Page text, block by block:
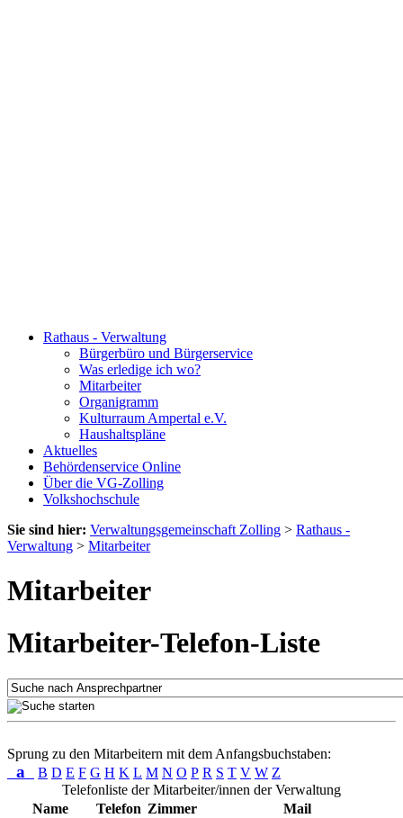
Rathaus - Verwaltung
Bürgerbüro und Bürgerservice
Was erledige ich wo?
Mitarbeiter
Organigramm
Kulturraum Ampertal e.V.
Haushaltspläne
Aktuelles
Behördenservice Online
Über die VG-Zolling
Volkshochschule
Sie sind hier: Verwaltungsgemeinschaft Zolling > Rathaus -
Verwaltung > Mitarbeiter
Mitarbeiter
Mitarbeiter-Telefon-Liste
Sprung zu den Mitarbeitern mit dem Anfangsbuchstaben:
a B D E F G H K L M N O P R S T V W Z
Telefonliste der Mitarbeiter/innen der Verwaltung
Name
Telefon Zimmer
Mail